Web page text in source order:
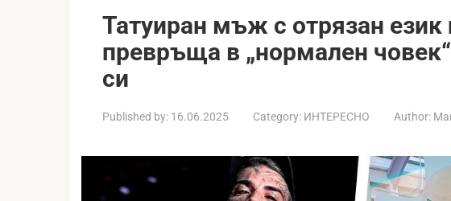
Татуиран мъж с отрязан език
превръща в „нормален
си
Published by: 16.06.2025 Category: ИНТЕРЕСНО Author: